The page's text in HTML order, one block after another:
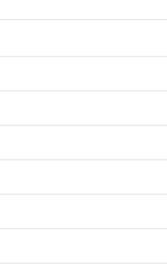
Sunny Lee & Sachiko
HИTb Photo Exhibition
第3回 安西よるか 個展